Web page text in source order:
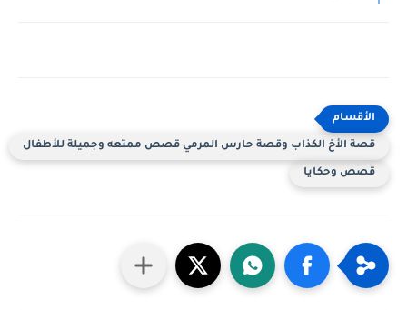
قصة الأخ الكذاب وقصة حارس المرمي قصص ممتعه وجميلة للأطفال
قصص وحكايا